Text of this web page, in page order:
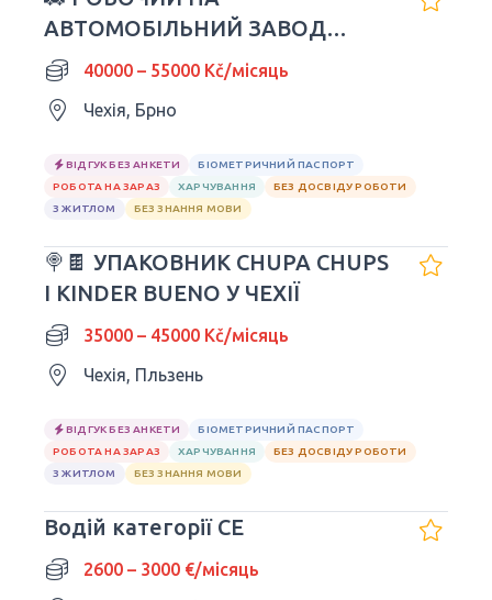
АВТОМОБІЛЬНИЙ ЗАВОД
PORSCHE
40000 – 55000 Kč/місяць
Чехія, Брно
ВІДГУК БЕЗ АНКЕТИ
БІОМЕТРИЧНИЙ ПАСПОРТ
РОБОТА НА ЗАРАЗ
ХАРЧУВАННЯ
БЕЗ ДОСВІДУ РОБОТИ
З ЖИТЛОМ
БЕЗ ЗНАННЯ МОВИ
🍭🍫 УПАКОВНИК CHUPA CHUPS
І KINDER BUENO У ЧЕХІЇ
35000 – 45000 Kč/місяць
Чехія, Пльзень
ВІДГУК БЕЗ АНКЕТИ
БІОМЕТРИЧНИЙ ПАСПОРТ
РОБОТА НА ЗАРАЗ
ХАРЧУВАННЯ
БЕЗ ДОСВІДУ РОБОТИ
З ЖИТЛОМ
БЕЗ ЗНАННЯ МОВИ
Водій категорії СЕ
2600 – 3000 €/місяць